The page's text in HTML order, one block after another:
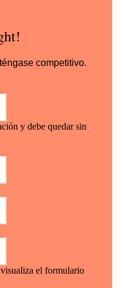
competitivo.
y debe quedar sin
el formulario